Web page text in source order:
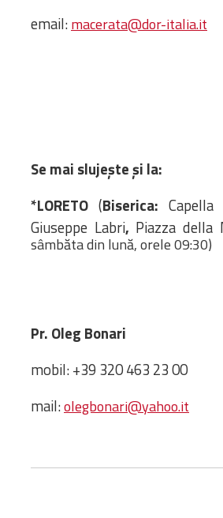
Cimitire
Scrisori
Resurse
Opinii
Din viața
Prezentarea
email:macerata@dor-italia.it
Se mai slujeșteși la:
*LORETO (Biserica:
Giuseppe Labri, Piazza
sâmbăta din lună, orele 09:30)
Pr. Oleg Bonari
mobil: +39 320 463 23 00
mail:olegbonari@yahoo.it